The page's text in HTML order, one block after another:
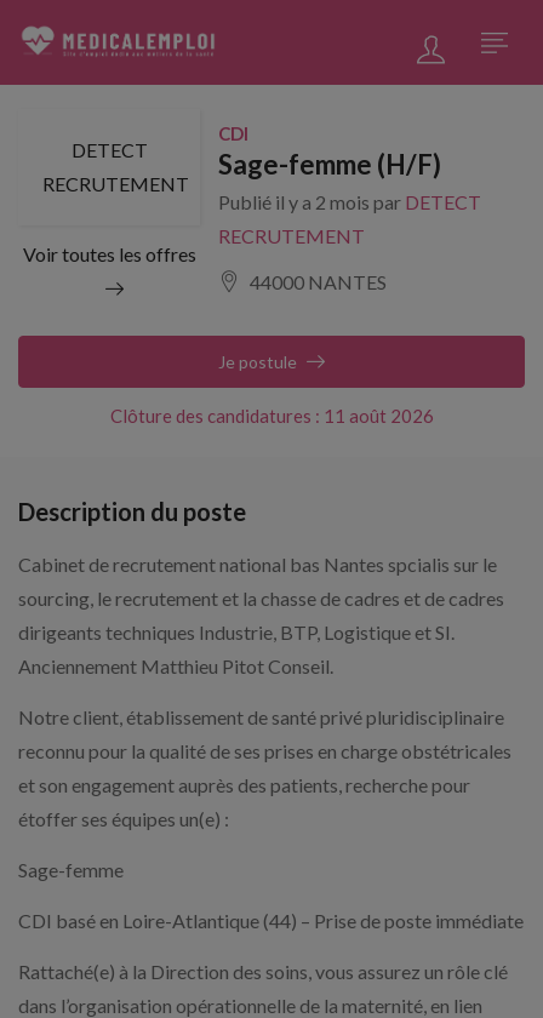
DETECT
RECRUTEMENT
Voir toutes les offres
CDI
Sage-femme (H/F)
Publié il y a 2 mois par DETECT
RECRUTEMENT
44000 NANTES
Clôture des candidatures : 11 août 2026
Je postule
Description du poste
Cabinet de recrutement national bas Nantes spcialis sur le
sourcing, le recrutement et la chasse de cadres et de cadres
dirigeants techniques Industrie, BTP, Logistique et SI.
Anciennement Matthieu Pitot Conseil.
Notre client, établissement de santé privé pluridisciplinaire
reconnu pour la qualité de ses prises en charge obstétricales
et son engagement auprès des patients, recherche pour
étoffer ses équipes un(e) :
Sage-femme
CDI basé en Loire-Atlantique (44) – Prise de poste immédiate
Rattaché(e) à la Direction des soins, vous assurez un rôle clé
dans l’organisation opérationnelle de la maternité, en lien